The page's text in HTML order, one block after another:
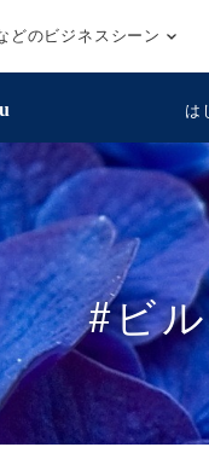
どのビジネスシーン
は
#ビ